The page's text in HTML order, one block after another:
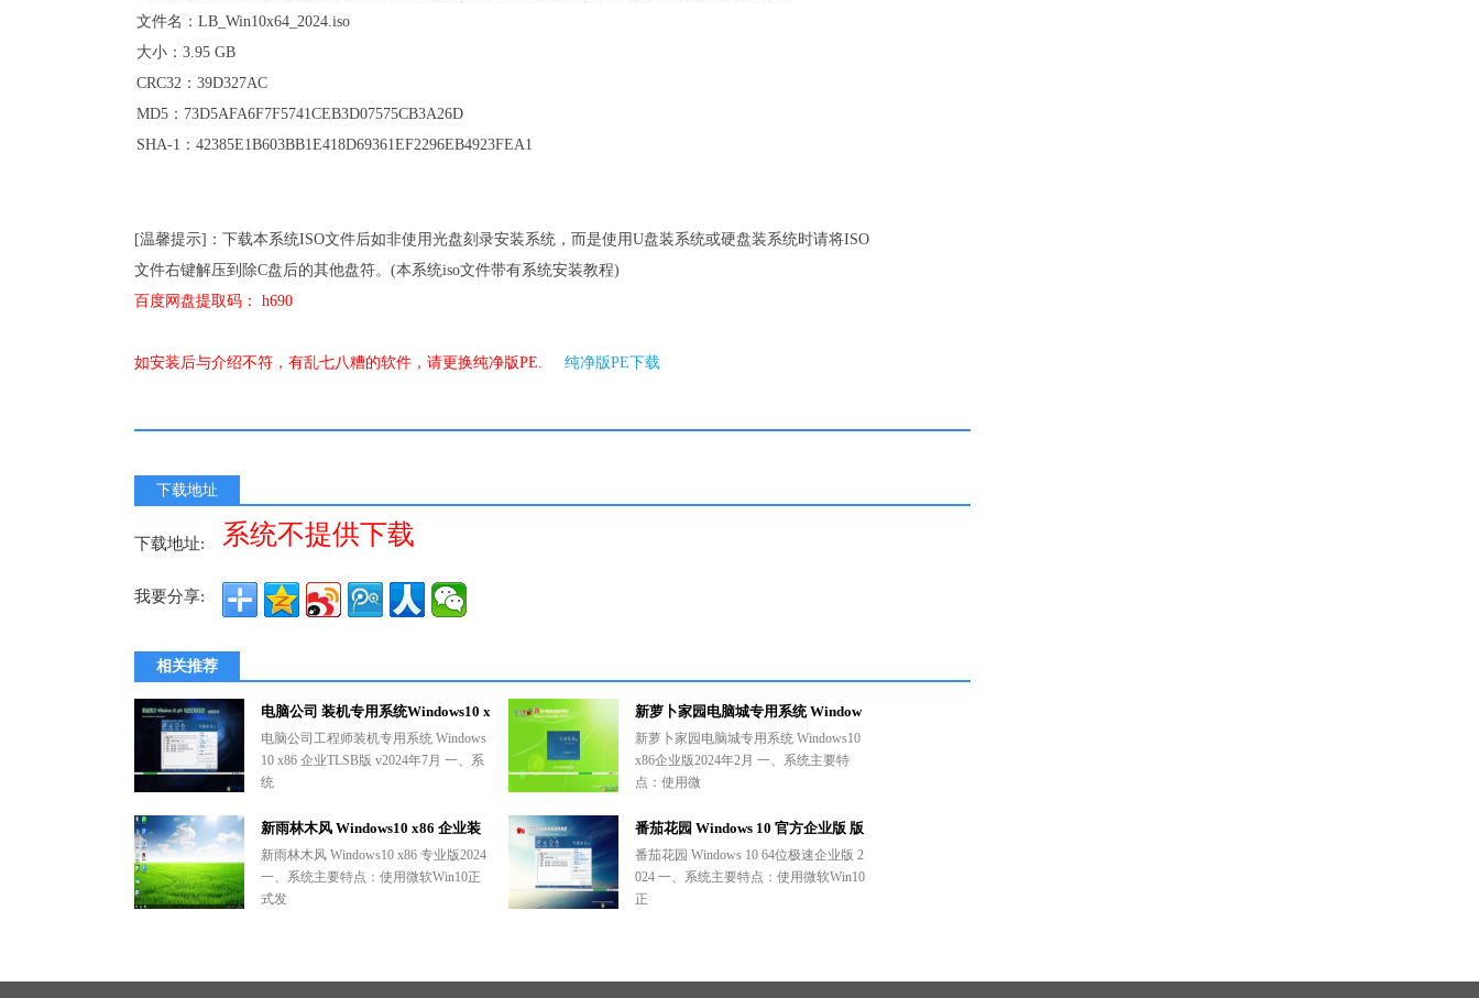
文件名：LB_Win10x64_2024.iso
大小：3.95 GB
CRC32：39D327AC
MD5：73D5AFA6F7F5741CEB3D07575CB3A26D
SHA-1：42385E1B603BB1E418D69361EF2296EB4923FEA1
[温馨提示]：下载本系统ISO文件后如非使用光盘刻录安装系统，而是使用U盘装系统或硬盘装系统时请将ISO
文件右键解压到除C盘后的其他盘符。(本系统iso文件带有系统安装教程)
百度网盘提取码： h690
如安装后与介绍不符，有乱七八糟的软件，请更换纯净版PE. 纯净版PE下载
下载地址
下载地址: 系统不提供下载
我要分享:
相关推荐
电脑公司 装机专用系统Windows10 x
86企业版 版本1507 2024年7月(32位)
ISO镜像快速下载
电脑公司工程师装机专用系统 Windows
10 x86 企业TLSB版 v2024年7月 一、系
统
新萝卜家园电脑城专用系统 Window
s10 x86 企业版2024年2月(32位) ISO
镜像高速下载
新萝卜家园电脑城专用系统 Windows10
x86企业版2024年2月 一、系统主要特
点：使用微
新雨林木风 Windows10 x86 企业装
机版2024年2月(32位) ISO镜像高速
下载
新雨林木风 Windows10 x86 专业版2024
一、系统主要特点：使用微软Win10正
式发
番茄花园 Windows 10 官方企业版 版
本1903 2024年2月(64位) ISO高速下
载
番茄花园 Windows 10 64位极速企业版 2
024 一、系统主要特点：使用微软Win10
正